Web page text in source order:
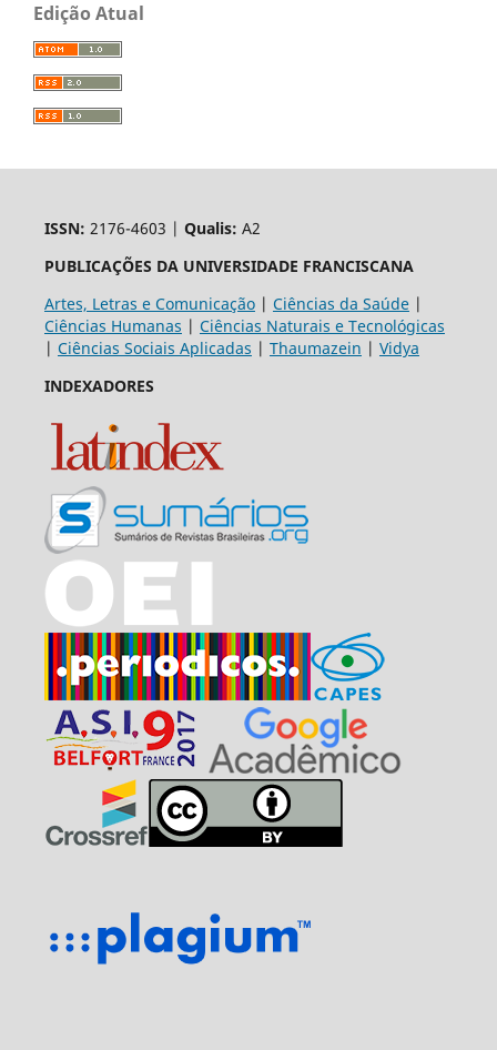
Edição Atual
ISSN: 2176-4603 | Qualis: A2
PUBLICAÇÕES DA UNIVERSIDADE FRANCISCANA
Artes, Letras e Comunicação| Ciências da Saúde|
Ciências Humanas | Ciências Naturais e Tecnológicas
| Ciências Sociais Aplicadas | Thaumazein | Vidya
INDEXADORES